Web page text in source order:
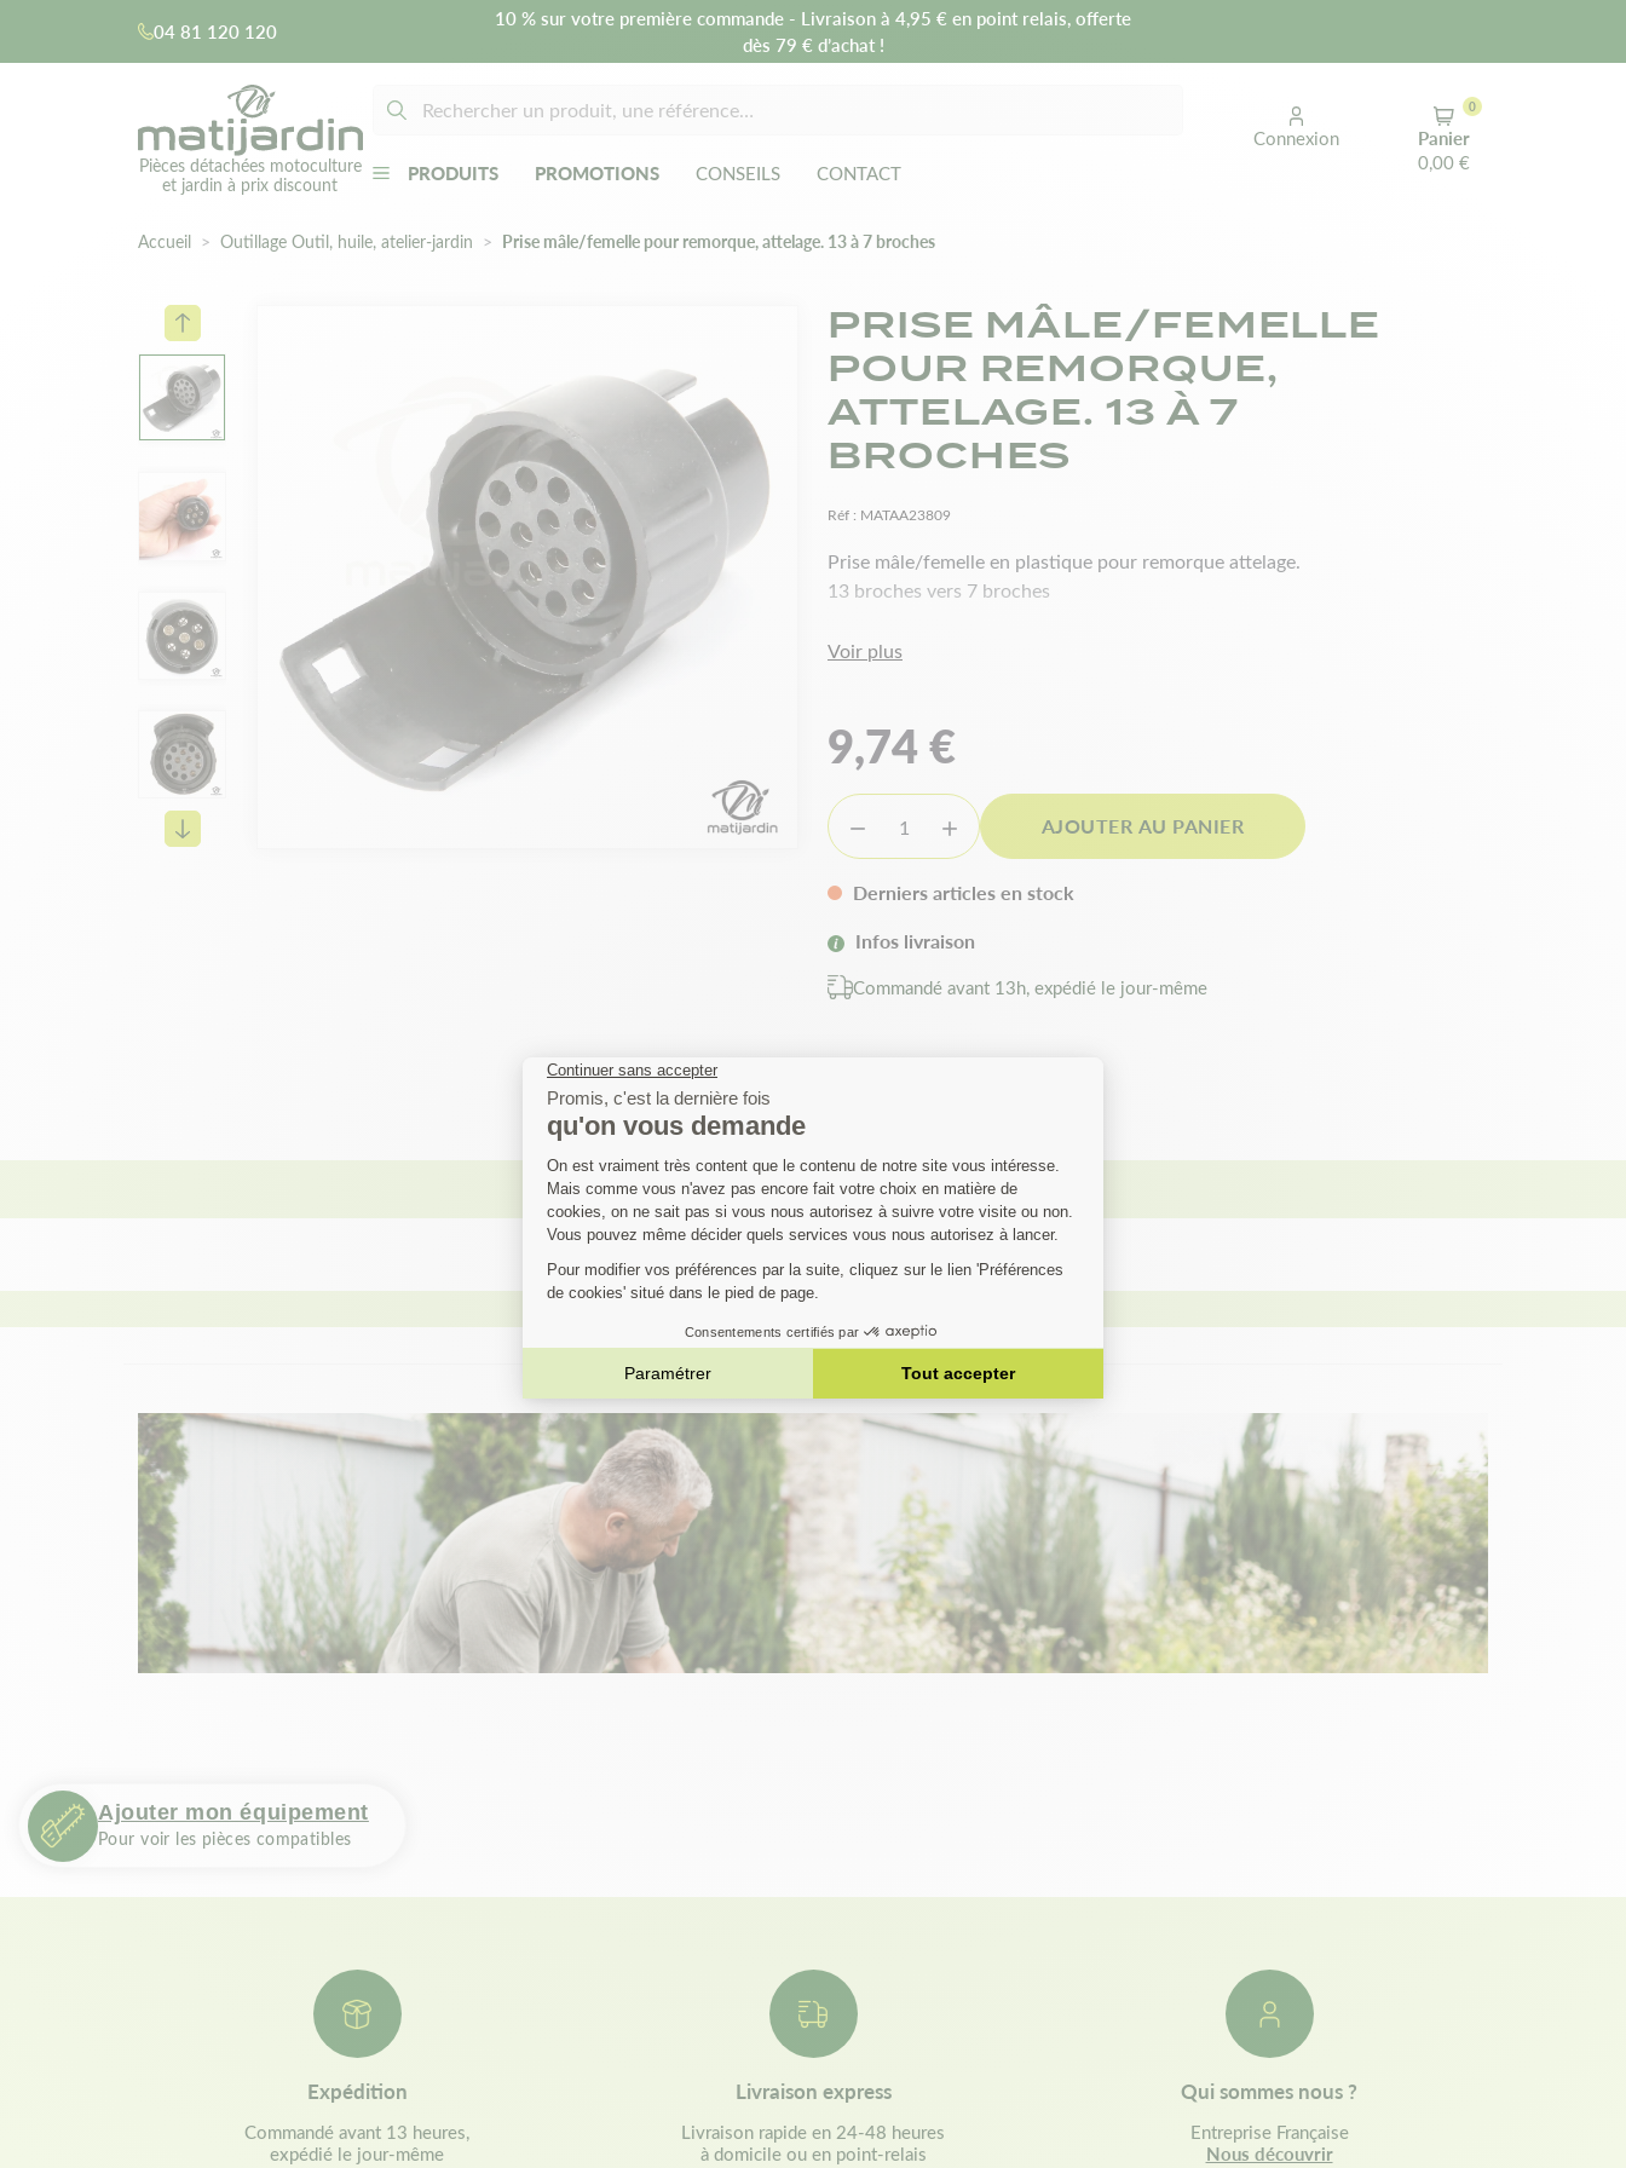
04 81 120 120
10 % sur votre première commande - Livraison à 4,95 € en point relais, offerte
dès 79 € d’achat !
Pièces détachées motoculture
et jardin à prix discount
PRODUITS PROMOTIONS CONSEILS CONTACT
Connexion
Panier
0,00 €
0
Ajouter mon équipement
Pour voir les pièces compatibles
Accueil Outillage Outil, huile, atelier-jardin Prise mâle/femelle pour remorque, attelage. 13 à 7 broches
PRISE MÂLE/FEMELLE
POUR REMORQUE,
ATTELAGE. 13 À 7
BROCHES
Réf : MATAA23809
Prise mâle/femelle en plastique pour remorque attelage.
13 broches vers 7 broches
Voir plus
9,74 €
  AJOUTER AU PANIER
Derniers articles en stock
Infos livraison
Commandé avant 13h, expédié le jour-même
Avis clients
Expédition
Commandé avant 13 heures,
expédié le jour-même
Livraison express
Livraison rapide en 24-48 heures
à domicile ou en point-relais
Qui sommes nous ?
Entreprise Française
Nous découvrir